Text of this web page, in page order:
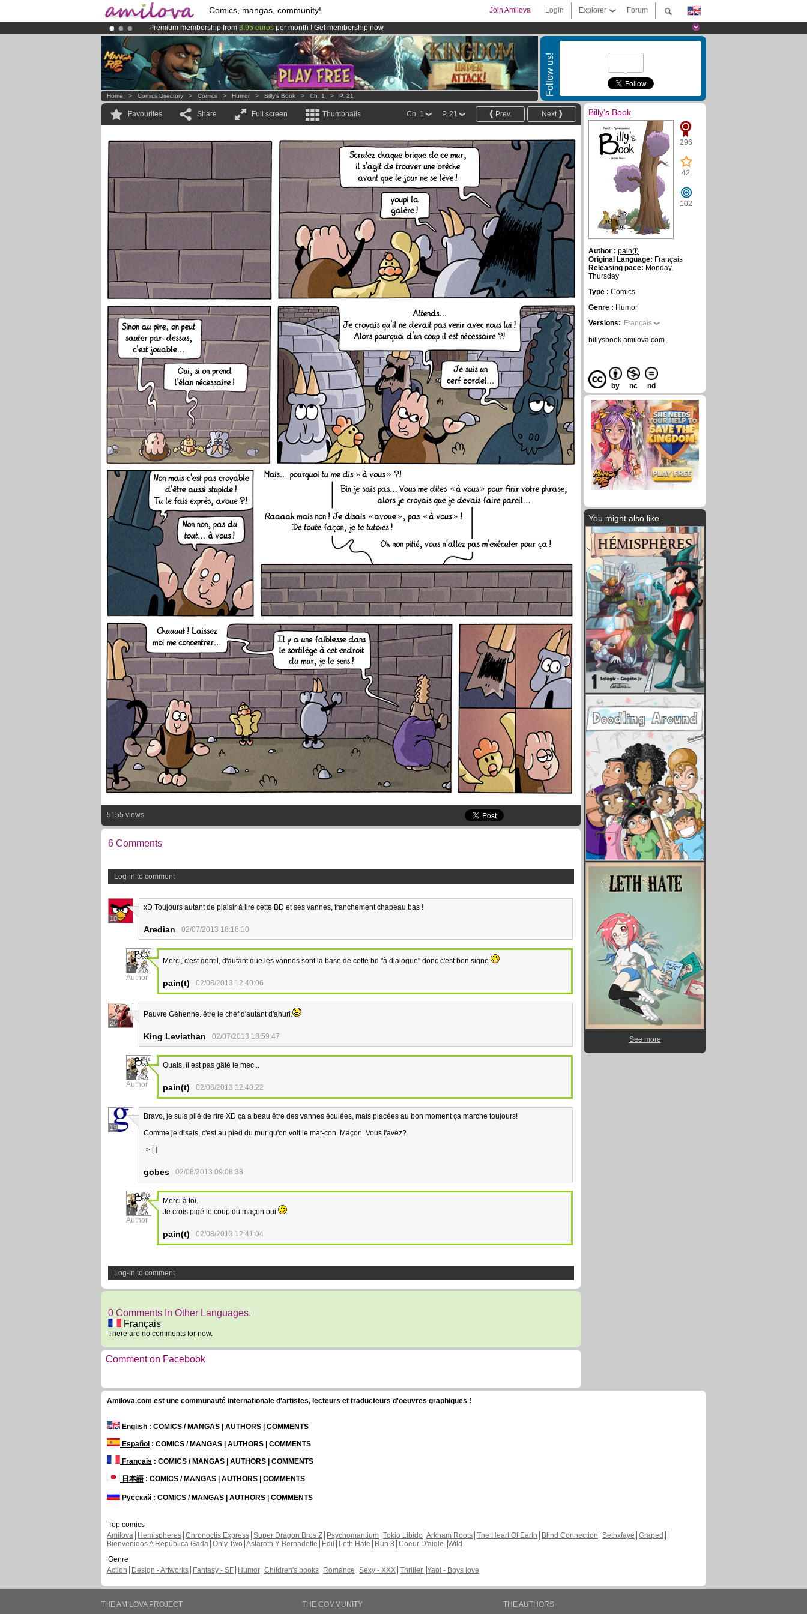
Comics, mangas, community! Forum
Explorer
Login
Join Amilova
Premium membership from 3.95 euros per month ! Get membership now
AmilovaKickstarter is now LIVE!.
Already 134393membersand 1208 comics & mangas!.
Follow us!
Home > Comics Directory > Comics > Humor > Billy's Book > Ch. 1 > P. 21
Favourites Share Full screen Thumbnails Next
Prev.
P. 21
Ch. 1
5155 views
6 Comments
Log-in to comment
10
xD Toujours autant de plaisir à lire cette BD et ses vannes, franchement chapeau bas !
Aredian 02/07/2013 18:18:10
7
Author
Merci, c'est gentil, d'autant que les vannes sont la base de cette bd "à dialogue" donc c'est bon signe
pain(t) 02/08/2013 12:40:06
26
Pauvre Géhenne. être le chef d'autant d'ahuri.
King Leviathan 02/07/2013 18:59:47
7
Author
Ouais, il est pas gâté le mec...
pain(t) 02/08/2013 12:40:22
19
Bravo, je suis plié de rire XD ça a beau être des vannes éculées, mais placées au bon moment ça marche toujours!
Comme je disais, c'est au pied du mur qu'on voit le mat-con. Maçon. Vous l'avez?
-> [ ]
gobes 02/08/2013 09:08:38
7
Author
Merci à toi.
Je crois pigé le coup du maçon oui
pain(t) 02/08/2013 12:41:04
Log-in to comment
0 Comments In Other Languages.
Français
There are no comments for now.
Comment on Facebook
Billy's Book
296
42
102
Author : pain(t)
Original Language: Français
Releasing pace: Monday,
Thursday
Type : Comics
Genre : Humor
Versions: Français
billysbook.amilova.com
by nc nd
You might also like
See more
Amilova.com est une communauté internationale d'artistes, lecteurs et traducteurs d'oeuvres graphiques !
English : COMICS / MANGAS | AUTHORS | COMMENTS
Español : COMICS / MANGAS | AUTHORS | COMMENTS
Français : COMICS / MANGAS | AUTHORS | COMMENTS
日本語: COMICS / MANGAS | AUTHORS | COMMENTS
Русский : COMICS / MANGAS | AUTHORS | COMMENTS
Top comics
Amilova
Hemispheres Chronoctis Express Super Dragon Bros Z Psychomantium Tokio Libido Arkham Roots The Heart Of Earth Blind Connection Sethxfaye Graped
Bienvenidos A República Gada Only Two Astaroth Y Bernadette Edil Leth Hate Run 8 Coeur D'aigle Wild
Genre
Action
Design - Artworks Fantasy - SF Humor Children's books Romance Sexy - XXX Thriller Yaoi - Boys love
THE AMILOVA PROJECT THE COMMUNITY THE AUTHORS